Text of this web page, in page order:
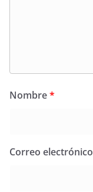
Nombre*
Correo electrónico